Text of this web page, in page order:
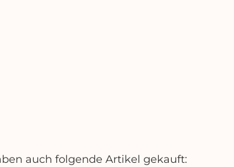
auch folgende Artikel gekauft: